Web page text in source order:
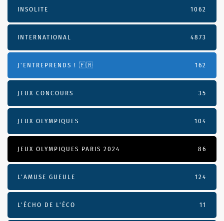
INSOLITE 1062
INTERNATIONAL 4873
J'ENTREPRENDS ! 🇫🇷 162
JEUX CONCOURS 35
JEUX OLYMPIQUES 104
JEUX OLYMPIQUES PARIS 2024 86
L'AMUSE GUEULE 124
L’ÉCHO DE L’ÉCO 11